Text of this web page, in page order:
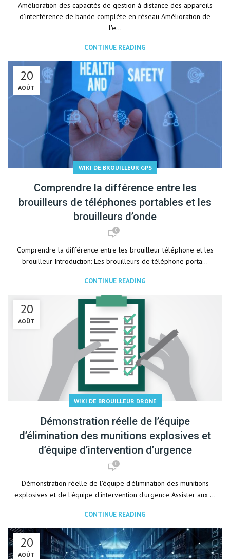
Amélioration des capacités de gestion à distance des appareils
d'interférence de bande complète en réseau Amélioration de
l'e...
CONTINUE READING
20
AOÛT
WIKI DE BROUILLEUR GPS
Comprendre la différence entre les
brouilleurs de téléphones portables et les
brouilleurs d’onde
0
Comprendre la différence entre les brouilleur téléphone et les
brouilleur Introduction: Les brouilleurs de téléphone porta...
CONTINUE READING
20
AOÛT
WIKI DE BROUILLEUR DRONE
Démonstration réelle de l’équipe
d’élimination des munitions explosives et
d’équipe d’intervention d’urgence
0
Démonstration réelle de l'équipe d'élimination des munitions
explosives et de l'équipe d'intervention d'urgence Assister aux ...
CONTINUE READING
20
AOÛT